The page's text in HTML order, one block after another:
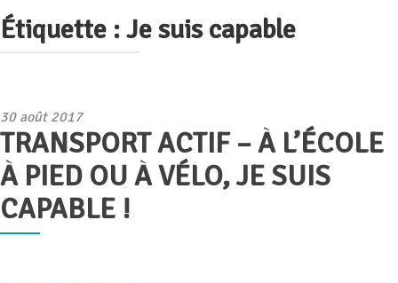
Étiquette :Je suis capable
Publié
le
30 août 2017
TRANSPORT ACTIF – À L’ÉCOLE
À PIED OU À VÉLO, JE SUIS
CAPABLE !